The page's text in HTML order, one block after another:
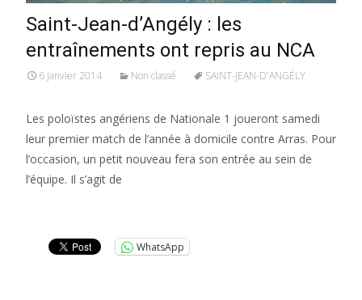
Saint-Jean-d’Angély : les
entraînements ont repris au NCA
6 janvier 2014 Non classé SAINT-JEAN-D'ANGÉLY
Les poloïstes angériens de Nationale 1 joueront samedi
leur premier match de l’année à domicile contre Arras. Pour
l’occasion, un petit nouveau fera son entrée au sein de
l’équipe. Il s’agit de
WhatsApp